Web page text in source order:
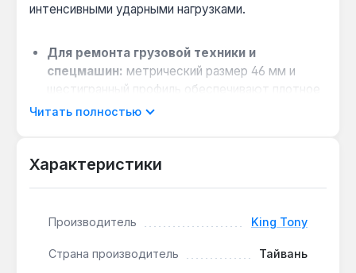
интенсивными ударными нагрузками.
Для ремонта грузовой техники и
спецмашин: метрический размер 46 мм и
шестигранный профиль обеспечивают плотное
охватывание гаек и болтов, что минимизирует
Работа в ограниченном пространстве:
местах, где стандартные удлиненные насадки
Стойкость к динамическим нагрузкам:
Читать полностью
Характеристики
Производитель King Tony
Страна производитель Тайвань